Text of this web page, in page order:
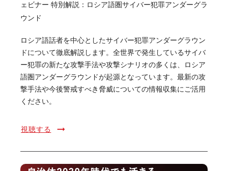
ェビナー 特別解説：ロシア語圏サイバー犯罪アンダーグラ
ウンド
ロシア語話者を中心としたサイバー犯罪アンダーグラウン
ドについて徹底解説します。全世界で発生しているサイバ
ー犯罪の新たな攻撃手法や攻撃シナリオの多くは、ロシア
語圏アンダーグラウンドが起源となっています。最新の攻
撃手法や今後警戒すべき脅威についての情報収集にご活用
ください。
視聴する